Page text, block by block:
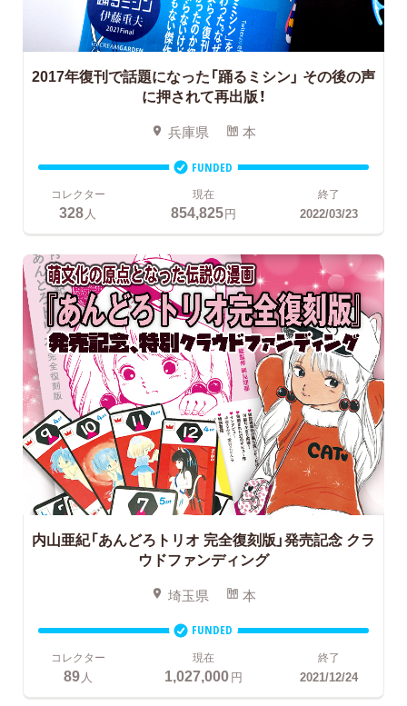
2017年復刊で話題になった「踊るミシン」 その後の声
に押されて再出版！
兵庫県 本
FUNDED
コレクター
328人
現在
854,825円
終了
2022/03/23
内山亜紀「あんどろトリオ 完全復刻版」発売記念 クラ
ウドファンディング
埼玉県 本
FUNDED
コレクター
89 人
現在
1,027,000円
終了
2021/12/24